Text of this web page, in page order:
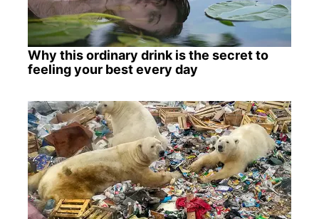
Why this ordinary drink is the secret to
feeling your best every day